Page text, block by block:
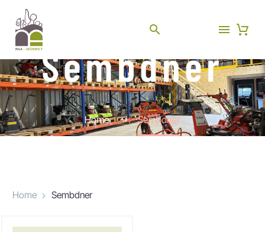
Sembdner
Home Sembdner
Home Sembdner